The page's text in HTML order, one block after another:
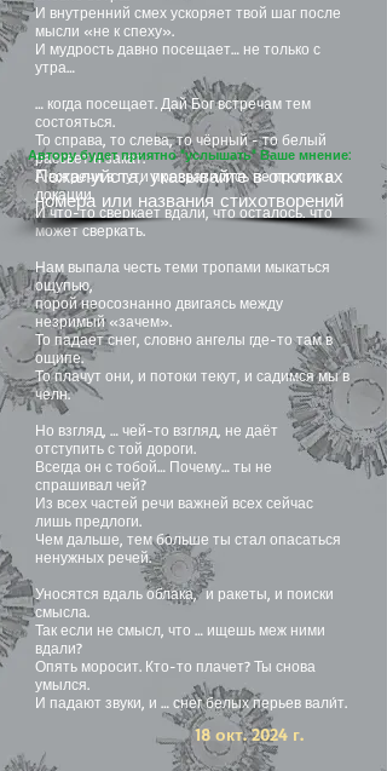
И внутренний смех ускоряет твой шаг после
мысли «не к спеху».
И мудрость давно посещает… не только с
утра…
… когда посещает. Дай Бог встречам тем
состояться.
То справа, то слева, то чёрный - то белый
рассвет и закат.
А встречи в пути превратились не просто в
локации.
И что-то сверкает вдали, что осталось, что
может сверкать.
Нам выпала честь теми тропами мыкаться
ощупью,
порой неосознанно двигаясь между
незримый «зачем».
То падает снег, словно ангелы где-то там в
ощипе.
То плачут они, и потоки текут, и садимся мы в
челн.
Но взгляд, … чей-то взгляд, не даёт
отступить с той дороги.
Всегда он с тобой… Почему… ты не
спрашивал чей?
Из всех частей речи важней всех сейчас
лишь предлоги.
Чем дальше, тем больше ты стал опасаться
ненужных речей.
Уносятся вдаль облака, и ракеты, и поиски
смысла.
Так если не смысл, что … ищешь меж ними
вдали?
Опять моросит. Кто-то плачет? Ты снова
умылся.
И падают звуки, и … снег белых перьев вали́т.
18 окт. 2024 г.
Автору будет приятно "услышать" Ваше мнение:
Пожалуйста, указывайте в откликах
номера или названия стихотворений